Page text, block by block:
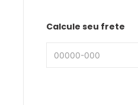
Calcule seu frete